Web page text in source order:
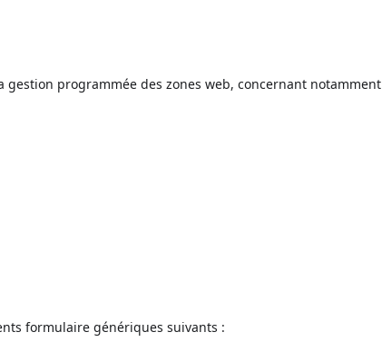
programmée des zones web, concernant notamment
formulaire génériques suivants :